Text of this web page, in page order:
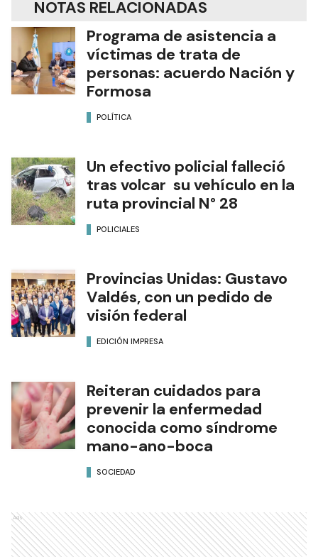
NOTAS RELACIONADAS
Programa de asistencia a
víctimas de trata de
personas: acuerdo Nación y
Formosa
POLÍTICA
Un efectivo policial falleció
tras volcar su vehículo en la
ruta provincial N° 28
POLICIALES
Provincias Unidas: Gustavo
Valdés, con un pedido de
visión federal
EDICIÓN IMPRESA
Reiteran cuidados para
prevenir la enfermedad
conocida como síndrome
mano-ano-boca
SOCIEDAD
Ads